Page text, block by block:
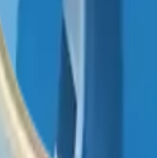
temperatura Aplicación Fijación y
LED en su lugar incluso bajo
LED?